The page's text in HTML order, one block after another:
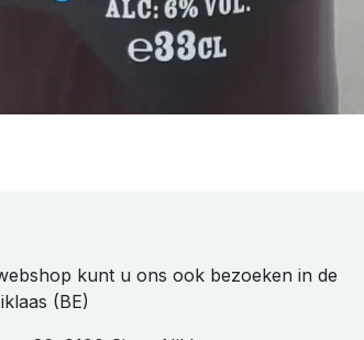
kunt u ons ook bezoeken in de
(BE)